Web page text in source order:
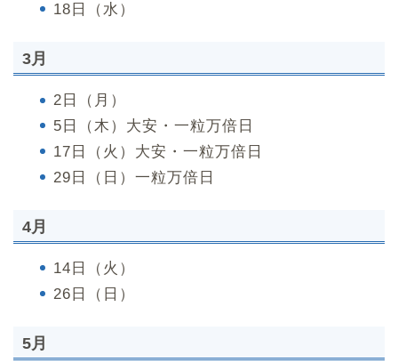
18日（水）
3月
2日（月）
5日（木）大安・一粒万倍日
17日（火）大安・一粒万倍日
29日（日）一粒万倍日
4月
14日（火）
26日（日）
5月